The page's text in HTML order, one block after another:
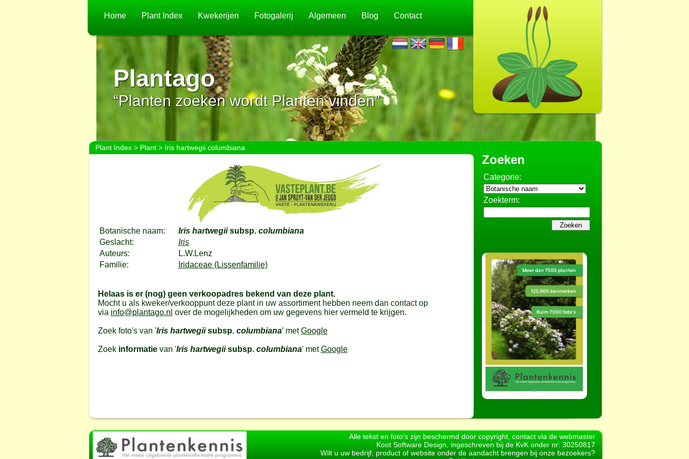
Home Plant Index Kwekerijen Fotogalerij Algemeen Blog Contact
Plantago
“Planten zoeken wordt Planten vinden”
Plant Index> Plant> Iris hartwegii columbiana
Botanische naam: Iris hartwegiisubsp.columbiana
Geslacht:
Iris
Auteurs:
L.W.Lenz
Familie:
Iridaceae (Lissenfamilie)
Helaas is er (nog) geen verkoopadres bekend van deze plant.
Mocht u als kweker/verkooppunt deze plant in uw assortiment hebben neem dan contact op
via info@plantago.nl over de mogelijkheden om uw gegevens hier vermeld te krijgen.
Zoek foto's van 'Iris hartwegiisubsp.columbiana' metGoogle
Zoek informatievan 'Iris hartwegiisubsp.columbiana' metGoogle
Zoeken
Categorie:
Zoekterm:
Alle tekst en foto's zijn beschermd door copyright, contact via de webmaster
Koot Software Design, ingeschreven bij de KvK onder nr: 30250817
Wilt u uw bedrijf, product of website onder de aandacht brengen bij onze bezoekers?